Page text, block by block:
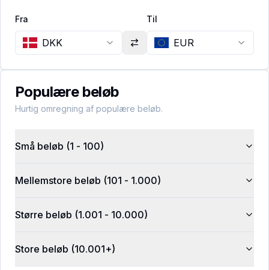
Fra
DKK
Til
EUR
Populære beløb
Hurtig omregning af populære beløb.
Små beløb (1 - 100)
Mellemstore beløb (101 - 1.000)
Større beløb (1.001 - 10.000)
Store beløb (10.001+)